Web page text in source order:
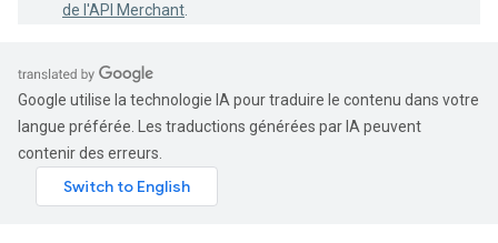
de l'API Merchant
Google utilise la technologie IA pour traduire le contenu dans votre
langue préférée. Les traductions générées par IA peuvent
contenir des erreurs.